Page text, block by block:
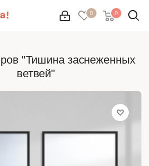
0 0
"Тишина заснеженных
ветвей"